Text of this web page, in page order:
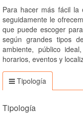
Para hacer más fácil
seguidamente le
que puede escoger
según grandes tipos
ambiente, público
horarios, eventos y
Tipología
Tipología